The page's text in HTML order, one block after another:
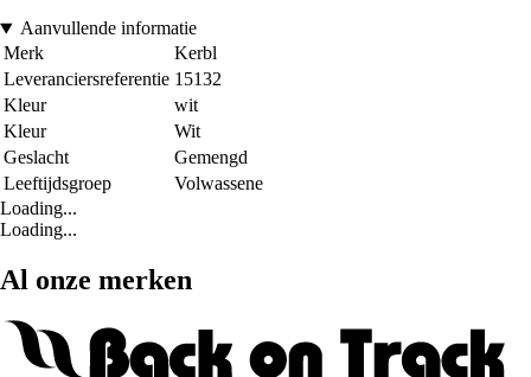
Aanvullende informatie
Merk
Kerbl
Leveranciersreferentie 15132
Kleur
wit
Kleur
Wit
Geslacht
Gemengd
Leeftijdsgroep
Volwassene
Loading...
Loading...
Al onze merken